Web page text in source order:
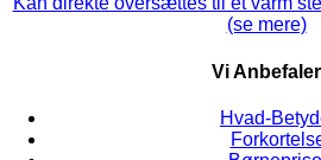
(se mere)
Vi Anbefaler
Hvad-